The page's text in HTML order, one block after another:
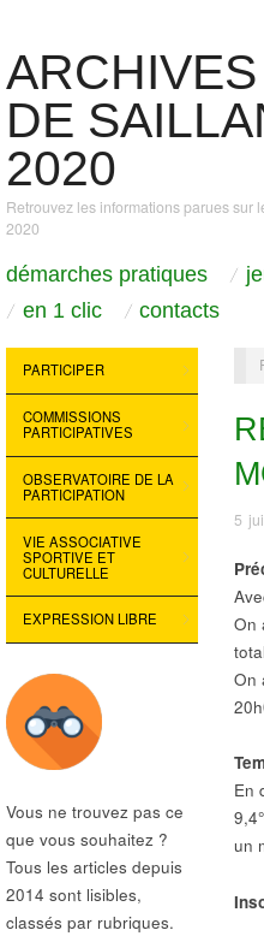
DE
2020
Retrouvez les informations parues sur
2020
démarches pratiques
en 1 clic
contacts
PARTICIPER
COMMISSIONS
PARTICIPATIVES
OBSERVATOIRE DE LA
PARTICIPATION
VIE ASSOCIATIVE
SPORTIVE ET
CULTURELLE
EXPRESSION LIBRE
Vous ne trouvez pas ce
que vous souhaitez ?
Tous les articles depuis
2014 sont lisibles,
classés par rubriques.
5
On
On
En
un